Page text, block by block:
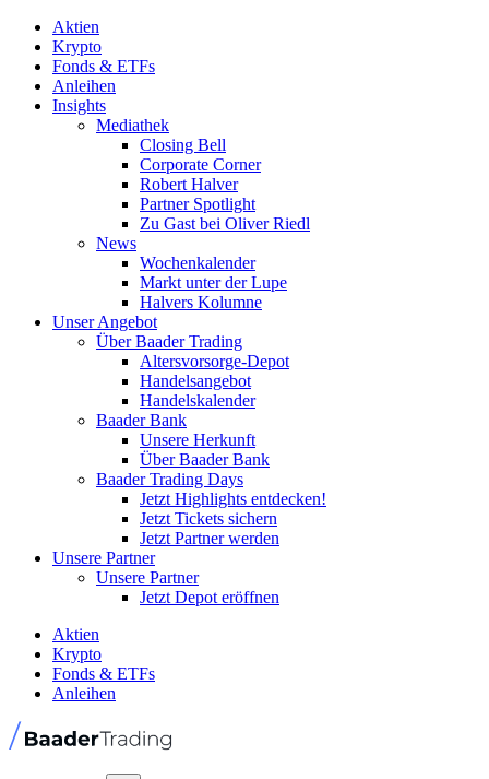
Aktien
Krypto
Fonds & ETFs
Anleihen
Insights
Mediathek
Closing Bell
Corporate Corner
Robert Halver
Partner Spotlight
Zu Gast bei Oliver Riedl
News
Wochenkalender
Markt unter der Lupe
Halvers Kolumne
Unser Angebot
Über Baader Trading
Altersvorsorge-Depot
Handelsangebot
Handelskalender
Baader Bank
Unsere Herkunft
Über Baader Bank
Baader Trading Days
Jetzt Highlights entdecken!
Jetzt Tickets sichern
Jetzt Partner werden
Unsere Partner
Unsere Partner
Jetzt Depot eröffnen
Aktien
Krypto
Fonds & ETFs
Anleihen